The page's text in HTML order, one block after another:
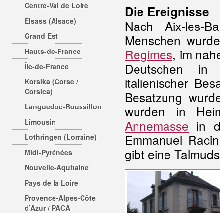
Centre-Val de Loire
Elsass (Alsace)
Grand Est
Hauts-de-France
Île-de-France
Korsika (Corse /
Corsica)
Languedoc-Roussillon
Limousin
Lothringen (Lorraine)
Midi-Pyrénées
Nouvelle-Aquitaine
Pays de la Loire
Provence-Alpes-Côte
d’Azur / PACA
Die Ereignisse
Nach Aix-les-
Menschen
Regimes, im
Deutschen in
italienischer
Besatzung
wurden in
Annemasse in
Emmanuel
gibt eine